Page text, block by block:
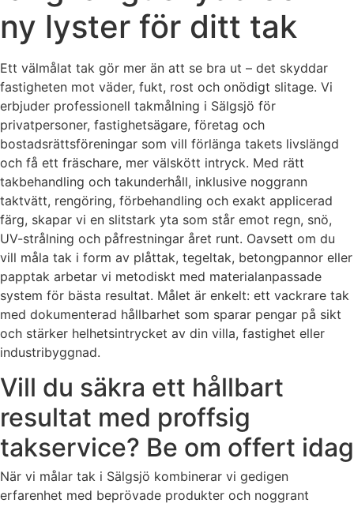
ny lyster för ditt tak
Ett välmålat tak gör mer än att se bra ut – det skyddar
fastigheten mot väder, fukt, rost och onödigt slitage. Vi
erbjuder professionell takmålning i Sälgsjö för
privatpersoner, fastighetsägare, företag och
bostadsrättsföreningar som vill förlänga takets livslängd
och få ett fräschare, mer välskött intryck. Med rätt
takbehandling och takunderhåll, inklusive noggrann
taktvätt, rengöring, förbehandling och exakt applicerad
färg, skapar vi en slitstark yta som står emot regn, snö,
UV-strålning och påfrestningar året runt. Oavsett om du
vill måla tak i form av plåttak, tegeltak, betongpannor eller
papptak arbetar vi metodiskt med materialanpassade
system för bästa resultat. Målet är enkelt: ett vackrare tak
med dokumenterad hållbarhet som sparar pengar på sikt
och stärker helhetsintrycket av din villa, fastighet eller
industribyggnad.
Vill du säkra ett hållbart
resultat med proffsig
takservice? Be om offert idag
När vi målar tak i Sälgsjö kombinerar vi gedigen
erfarenhet med beprövade produkter och noggrant